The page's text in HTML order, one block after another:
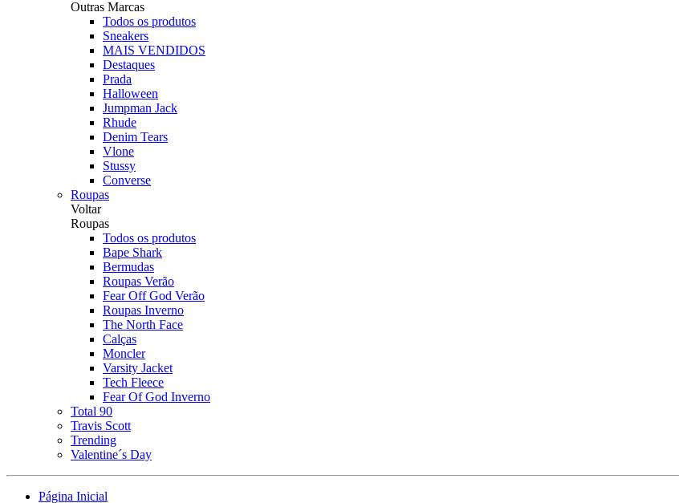
Outras Marcas
Todos os produtos
Sneakers
MAIS VENDIDOS
Destaques
Prada
Halloween
Jumpman Jack
Rhude
Denim Tears
Vlone
Stussy
Converse
Roupas
Voltar
Roupas
Todos os produtos
Bape Shark
Bermudas
Roupas Verão
Fear Off God Verão
Roupas Inverno
The North Face
Calças
Moncler
Varsity Jacket
Tech Fleece
Fear Of God Inverno
Total 90
Travis Scott
Trending
Valentine´s Day
Página Inicial